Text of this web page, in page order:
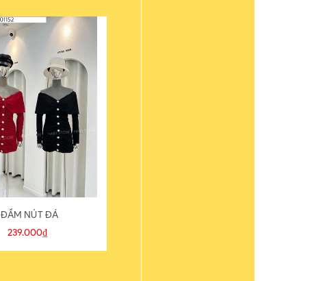
ĐẦM NÚT ĐÁ
239.000₫